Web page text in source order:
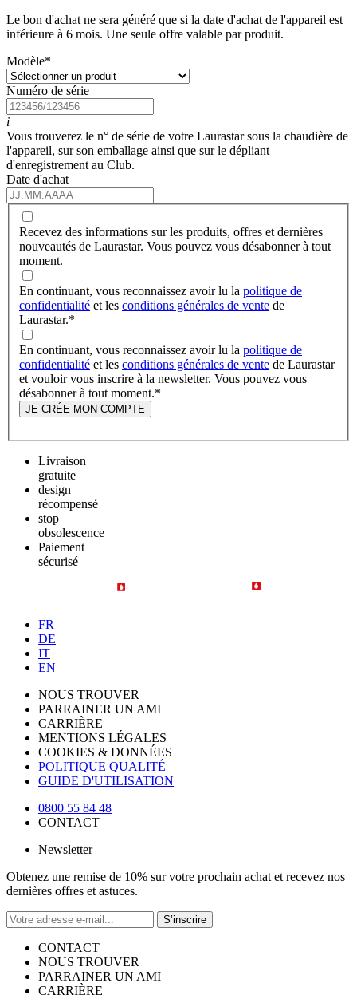
Le bon d'achat ne sera généré que si la date d'achat de l'appareil est
inférieure à 6 mois. Une seule offre valable par produit.
Modèle*
Numéro de série
i
Vous trouverez le n° de série de votre Laurastar sous la chaudière de
l'appareil, sur son emballage ainsi que sur le dépliant
d'enregistrement au Club.
Date d'achat
Recevez des informations sur les produits, offres et dernières
nouveautés de Laurastar. Vous pouvez vous désabonner à tout
moment.
En continuant, vous reconnaissez avoir lu la politique de
confidentialité et les conditions générales de vente de
Laurastar.*
En continuant, vous reconnaissez avoir lu la politique de
confidentialité et les conditions générales de vente de Laurastar
et vouloir vous inscrire à la newsletter. Vous pouvez vous
désabonner à tout moment.*
JE CRÉE MON COMPTE
Livraison
gratuite
design
récompensé
stop
obsolescence
Paiement
sécurisé
FR
DE
IT
EN
NOUS TROUVER
PARRAINER UN AMI
CARRIÈRE
MENTIONS LÉGALES
COOKIES & DONNÉES
POLITIQUE QUALITÉ
GUIDE D'UTILISATION
0800 55 84 48
CONTACT
Newsletter
Obtenez une remise de 10% sur votre prochain achat et recevez nos
dernières offres et astuces.
S’inscrire
CONTACT
NOUS TROUVER
PARRAINER UN AMI
CARRIÈRE